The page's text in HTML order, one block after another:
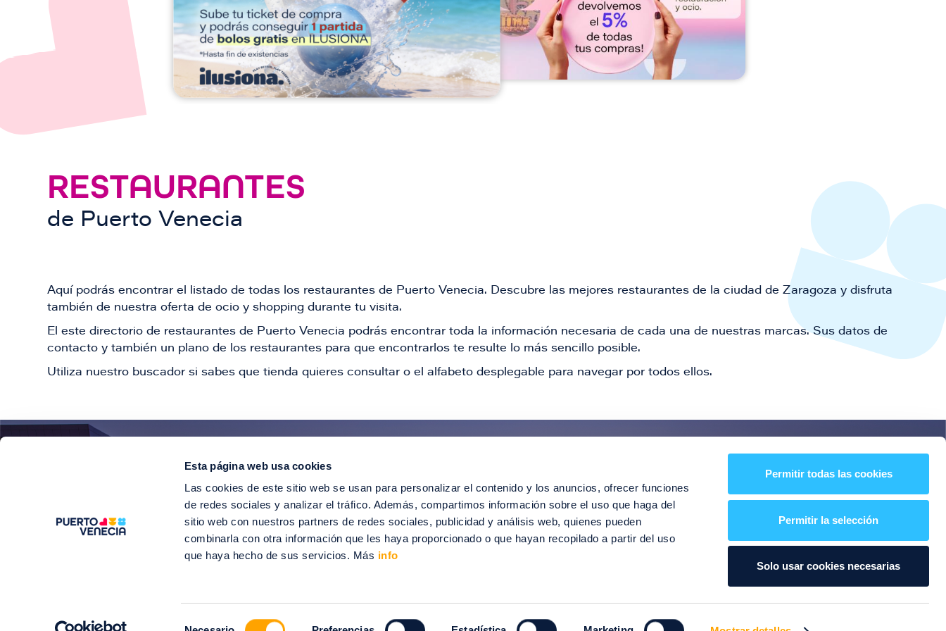
Esta página web usa cookies
Las cookies de este sitio web se usan para personalizar el contenido y los anuncios, ofrecer funciones
de redes sociales y analizar el tráfico. Además, compartimos información sobre el uso que haga del
sitio web con nuestros partners de redes sociales, publicidad y análisis web, quienes pueden
combinarla con otra información que les haya proporcionado o que hayan recopilado a partir del uso
que haya hecho de sus servicios. Más info
Permitir todas las cookies
Permitir la selección
Solo usar cookies necesarias
RESTAURANTES
de Puerto Venecia
Aquí podrás encontrar el listado de todas los restaurantes de Puerto Venecia. Descubre las mejores restaurantes de la ciudad de Zaragoza y disfruta
también de nuestra oferta de ocio y shopping durante tu visita.
El este directorio de restaurantes de Puerto Venecia podrás encontrar toda la información necesaria de cada una de nuestras marcas. Sus datos de
contacto y también un plano de los restaurantes para que encontrarlos te resulte lo más sencillo posible.
Utiliza nuestro buscador si sabes que tienda quieres consultar o el alfabeto desplegable para navegar por todos ellos.
¡Entérate de todas nuestras novedades!
Suscríbete para recibir ofertas especiales, descuentos, eventos y mucho más
SUSCRÍBETE
©2012-2024 Puerto Venecia. Todos los derechos reservados.
Soy Puerto Venecia Información legal Intranet Contacto Trabaja con nosotros